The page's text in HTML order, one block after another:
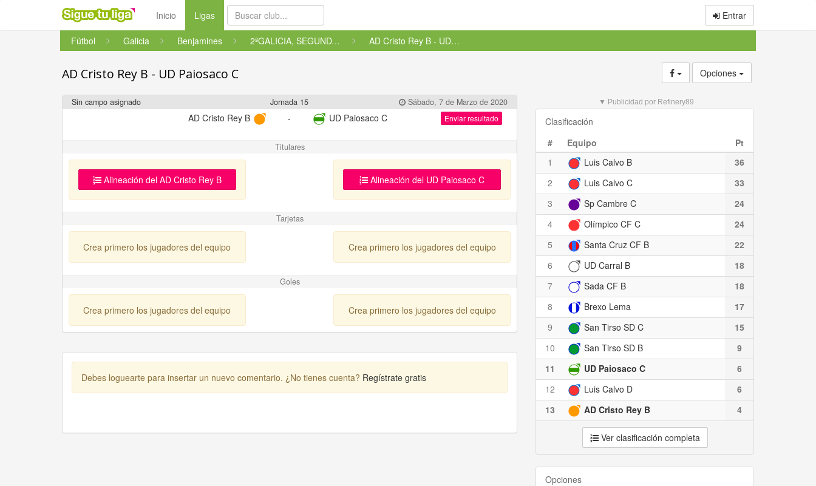
Inicio Ligas(current) Entrar
Fútbol Galicia Benjamines 2ªGALICIA, SEGUNDA A, MARIÑA... AD Cristo Rey B - UD Paiosaco C
AD Cristo Rey B - UD Paiosaco C Opciones
Sin campo asignado Jornada 15 Sábado, 7 de Marzo de 2020
AD Cristo Rey B - UD Paiosaco C Enviar resultado
Titulares
Alineación del AD Cristo Rey B Alineación del UD Paiosaco C
Tarjetas
Crea primero los jugadores del equipo Crea primero los jugadores del equipo
Goles
Crea primero los jugadores del equipo Crea primero los jugadores del equipo
Debes loguearte para insertar un nuevo comentario. ¿No tienes cuenta? Regístrate gratis
▼ Publicidad por Refinery89
Clasificación
#
Equipo
Pt
1
Luis Calvo B
36
2
Luis Calvo C
33
3
Sp Cambre C
24
4
Olímpico CF C
24
5
Santa Cruz CF B
22
6
UD Carral B
18
7
Sada CF B
18
8
Brexo Lema
17
9
San Tirso SD C
15
10
San Tirso SD B
9
11
UD Paiosaco C
6
12
Luis Calvo D
6
13
AD Cristo Rey B 4
Ver clasificación completa
Opciones